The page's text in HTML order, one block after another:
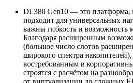
DL380 Gen10 — это платформа,
подходит для универсальных
важны гибкость и возможность
Благодаря расширенным
(большое число слотов
широкого спектра накопителей),
востребованным в
строятся с расчётом на